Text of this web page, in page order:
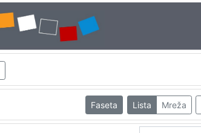
Faseta Lista Mreža